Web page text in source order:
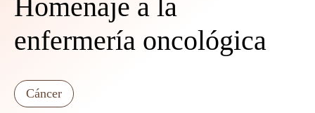
Homenaje a la
enfermería oncológica
Cáncer